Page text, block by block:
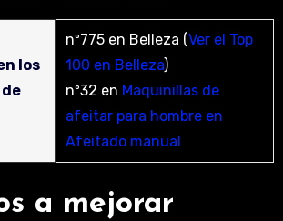
los
nº775 en Belleza (Ver el Top
100 en Belleza)
nº32 en Maquinillas de
afeitar para hombre en
Afeitado manual
a mejorar